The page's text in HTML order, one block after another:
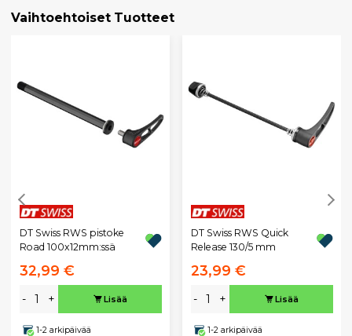
Vaihtoehtoiset Tuotteet
DT Swiss RWS pistoke
Road 100x12mm:ssä
32,99 €
- + Lisää
1-2 arkipäivää
DT Swiss RWS Quick
Release 130/5 mm
23,99 €
- + Lisää
1-2 arkipäivää